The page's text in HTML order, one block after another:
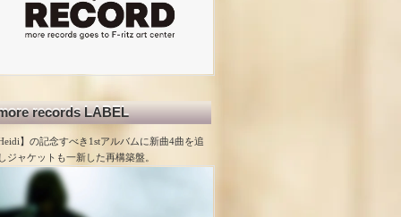
records LABEL
】の記念すべき1stアルバムに新曲4曲を追
ジャケットも一新した再構築盤。